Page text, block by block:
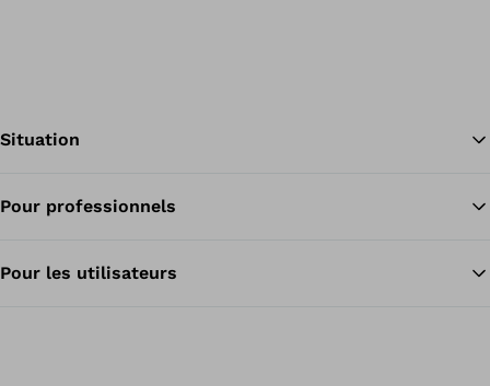
Situation
Pour professionnels
Pour les utilisateurs